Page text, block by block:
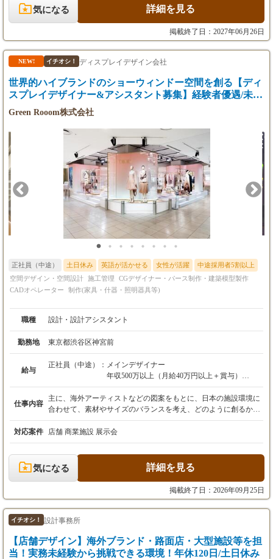
■年収600万円～
■月給40万円～（能力・経験により優遇）
※3ヶ月の試用期間有
※試用期間後、能力によって給与見直しあり
※昇給随時
【3】空間デザイナー
■年収350万円～800万円
【4】設計主任
■年収550万円～
■月給40万円～（能力・経験により優遇）
※3ヶ月の試用期間有
※昇給随時
【5】設計者・CADオペレーター
■月給25万円～（能力・経験により優遇）
※3ヶ月の試用期間有
※昇給随時
■月給30万円～（能力・経験により優遇）
※3ヶ月の試用期間有
※昇給随時
【7】施工管理者
■年収380万円～1000万円
■月給28万円〜 ＋ 諸手当 ＋ 業績賞与 ※未経
験者歓迎
【現場クリエイター】 月給30万円〜 ＋ 諸手当
＋ 業績賞与 ※経験者歓迎
※想定年収：380万円 〜 1,000万円（経験・能力
による）
※正社員採用の場合は、月給30万円～（能力・
【8】マーケティング
※3ヶ月の試用期間有
※試用期間後、能力によって給与見直しあり
ます。 【4】設計主任 デザインを元に、様々な詳細設計図を作成
し、あらゆる関係者のハブになる存在。特に商業施設などの対応
図面にし、関係者にわかりやすく伝える技術とコミュニケーショ
ン能力を求めてます。 【6】CGパースデザイナー デザイナーの
意図を汲み取って空気感まで表現し、自分の描いたビジュアルが
す。 【7】現場クリエイター 現場で体と頭をフル活用したものづ
くりを通じて、実際の店舗をつくる最前線のクリエイター。
り空間づくりを行います。 【9】総合企画室 バックオフィスから
おけるマネージャーのような業務。 【10】マーケティング HPや
SNSを活用し、会社の魅力を発信しファンづくりを担います。
【11】マルチスキルワーカー（外注） 現場で多様な工事に対応で
きる方を外部パートナーとして募集しています。 詳しくはぜひ、
クロノバデザイン（03-6427-9657）までお気軽にお問い合わせく
ださい。 《クロノバデザインで働く魅力》 （1）成長できる環
境 プロジェクトごとに、チーム編成を行います。経験豊富
なディレクター・デザイナーや施工管理者が集まり、チーム全員
でアイデアを出し合いながら成功する店舗をデザインします。経
験が浅い方でも、役割を通じて一つ一つ学びながら成長できる環
境が整っています。 （2）集中できる環境 空間デザイナー・現場
スタッフ（現場クリエイター、施工管理者）はその分野のスペシ
ャリストとして業務を遂行しますので、自分の役割に集中してク
リエイティブな仕事に専念できます。 （3）常に変化があり、好
奇心が刺激されます。 幅広い分野とエリア、規模感のプロジェク
ターやチームメンバーに分からないこと等はすぐに聞ける協力体
請け100%の現場管理 施主と直接のコミュニケーションが可能
で、プロジェクトを一から主導するため、やりがいがあります。
（6）利便性とデザイン性の高いオフィス 東京本社は、渋谷と原
宿の真ん中、MIYASHITA PARKの近くに位置するオフィスで、
東京の最先端のカルチャーに触れながら働ける理想的な場所で
す。オフィス内も、飾りすぎないデザイン事務所ならではの快適
でクリエイティブな環境です。
気になる 詳細を見る
掲載終了日：2027年06月26日
NEW! イチオシ！ ディスプレイデザイン会社
世界的ハイブランドのショーウィンドー空間を創る【ディ
スプレイデザイナー&アシスタント募集】経験者優遇/未経
験も可
Green Rooom株式会社
正社員（中途） 土日休み 英語が活かせる 女性が活躍
中途採用者5割以上
空間デザイン・空間設計 施工管理
CGデザイナー・パース制作・建築模型製作
CADオペレーター
制作(家具・什器・照明器具等)
職種 設計・設計アシスタント
勤務地 東京都渋谷区神宮前
給与
正社員（中途）： メインデザイナー
年収500万以上（月給40万円以上＋賞与）
年俸制での対応も検討いたします。（今までの
経験を考慮）
アシスタントデザイナー
月給28万円以上＋賞与（能力によりスタート金
額調整）
未経験アシスタント
月給24万円（能力によりスタート金額調整）
※年齢・経験を考慮の上、決定いたします。
※夜間立ち合い時は深夜手当を別途支給いたし
ただきます。その後、社員登用制度あり。
仕事内容
主に、海外アーティストなどの図案をもとに、日本の施設環境に
合わせて、素材やサイズのバランスを考え、どのように創るかを
設計し、プランを具現化させ設営まで携わります。 デザイン・設
計はもちろんのこと、クライアントとの打ち合わせから引き渡し
まで、理想をカタチにするまでをトータルでお手伝いできる仕事
です。 これまで培ってきた知識やスキルを活かして活躍していく
ことはもちろん、新しいフィールドに挑戦したい方も大歓迎で
す！ 今回は即戦力として、設計者を募集いたします。3Dソフト
ちしております！ 》 設計者 ◆デザイン・設計の実務経験があり
什器の図面が描ける方 ◆スケッチを解体し製作図面を作れる方
◆各種アプリケーションのスキルをお持ちの方 ◆これまでの経験
欲を持って取り組める方 経験者の方、お気軽に問い合わせくださ
い。 こちらではあまり写真を掲載できませんが、実際の施工事例
対応案件 店舗 商業施設 展示会
気になる 詳細を見る
掲載終了日：2026年09月25日
イチオシ！ 設計事務所
【店舗デザイン】海外ブランド・路面店・大型施設等を担
当！実務未経験から挑戦できる環境！年休120日/土日休み